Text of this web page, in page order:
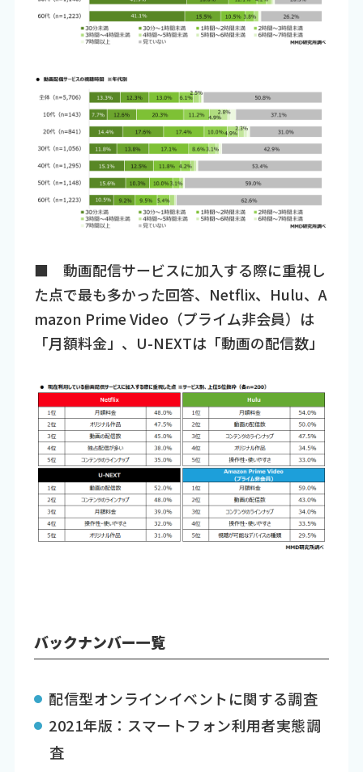
■ 動画配信サービスに加入する際に重視し
た点で最も多かった回答、Netflix、Hulu、A
mazon Prime Video（プライム非会員）は
「月額料金」、U-NEXTは「動画の配信数」
バックナンバー一覧
配信型オンラインイベントに関する調査
2021年版：スマートフォン利用者実態調
査